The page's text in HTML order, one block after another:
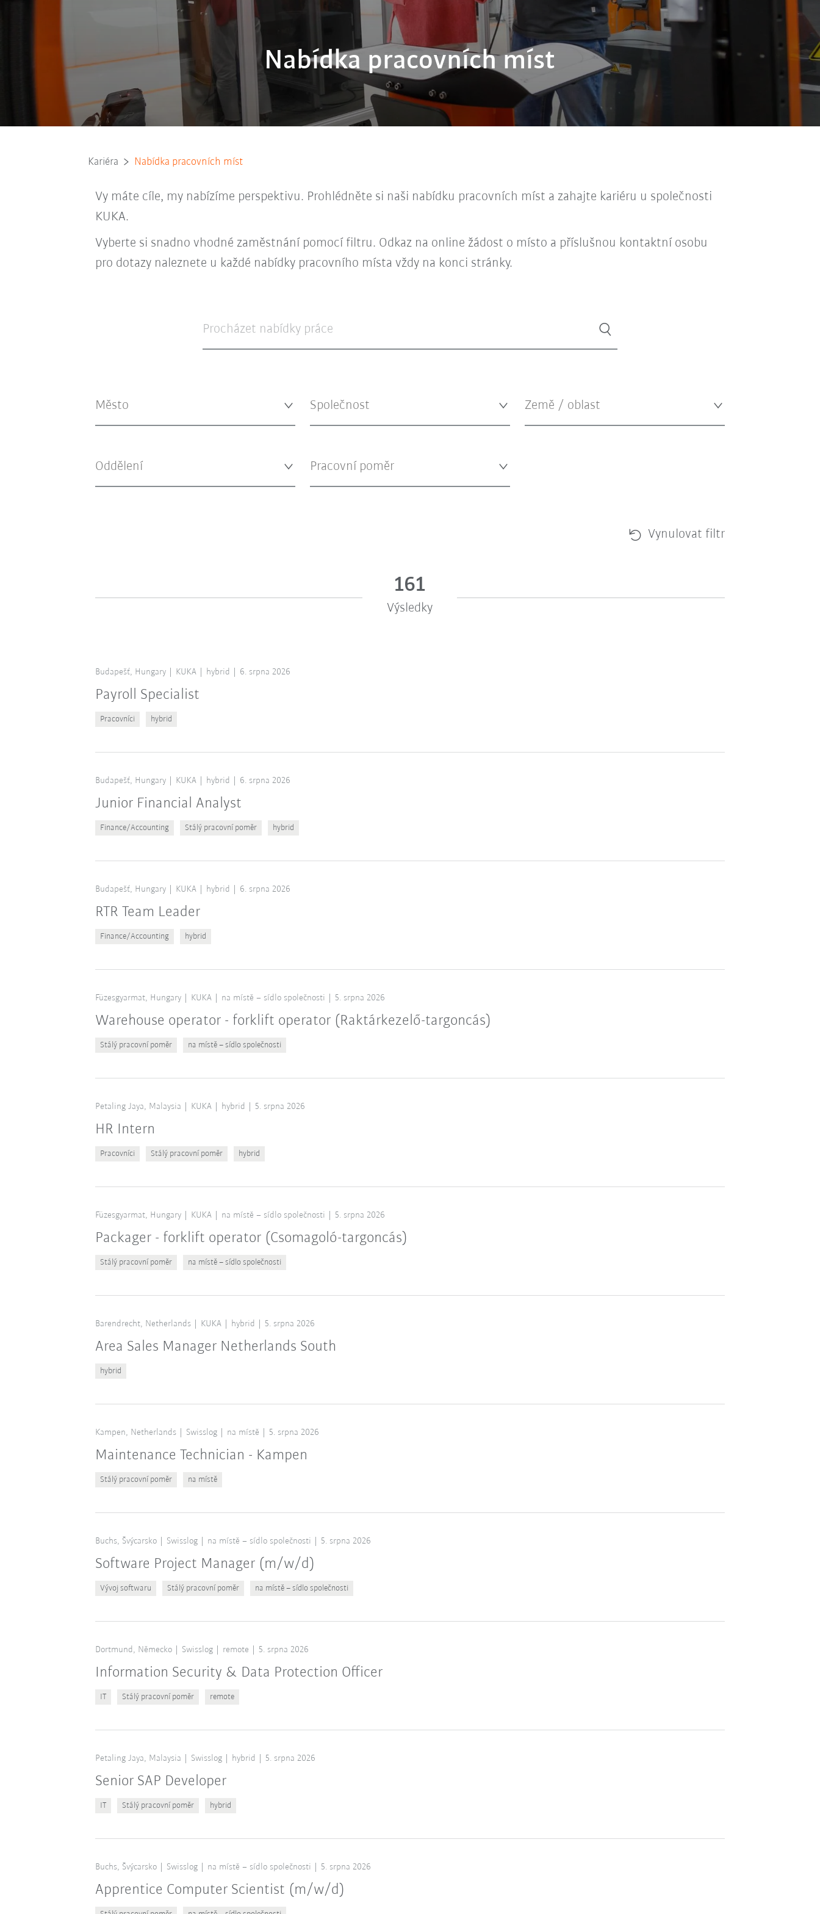
Nabídka pracovních míst
Kariéra Nabídka pracovních míst
Vy máte cíle, my nabízíme perspektivu. Prohlédněte si naši nabídku pracovních míst a zahajte kariéru u společnosti
KUKA.
Vyberte si snadno vhodné zaměstnání pomocí filtru. Odkaz na online žádost o místo a příslušnou kontaktní osobu
pro dotazy naleznete u každé nabídky pracovního místa vždy na konci stránky.
Vynulovat filtr
161
Výsledky
Budapešť, Hungary KUKA hybrid 6. srpna 2026
Payroll Specialist
Pracovníci hybrid
Budapešť, Hungary KUKA hybrid 6. srpna 2026
Junior Financial Analyst
Finance/Accounting Stálý pracovní poměr hybrid
Budapešť, Hungary KUKA hybrid 6. srpna 2026
RTR Team Leader
Finance/Accounting hybrid
Füzesgyarmat, Hungary KUKA na místě – sídlo společnosti 5. srpna 2026
Warehouse operator - forklift operator (Raktárkezelő-targoncás)
Stálý pracovní poměr na místě – sídlo společnosti
Petaling Jaya, Malaysia KUKA hybrid 5. srpna 2026
HR Intern
Pracovníci Stálý pracovní poměr hybrid
Füzesgyarmat, Hungary KUKA na místě – sídlo společnosti 5. srpna 2026
Packager - forklift operator (Csomagoló-targoncás)
Stálý pracovní poměr na místě – sídlo společnosti
Barendrecht, Netherlands KUKA hybrid 5. srpna 2026
Area Sales Manager Netherlands South
hybrid
Kampen, Netherlands Swisslog na místě 5. srpna 2026
Maintenance Technician - Kampen
Stálý pracovní poměr na místě
Buchs, Švýcarsko Swisslog na místě – sídlo společnosti 5. srpna 2026
Software Project Manager (m/w/d)
Vývoj softwaru Stálý pracovní poměr na místě – sídlo společnosti
Dortmund, Německo Swisslog remote 5. srpna 2026
Information Security & Data Protection Officer
IT Stálý pracovní poměr remote
Petaling Jaya, Malaysia Swisslog hybrid 5. srpna 2026
Senior SAP Developer
IT Stálý pracovní poměr hybrid
Buchs, Švýcarsko Swisslog na místě – sídlo společnosti 5. srpna 2026
Apprentice Computer Scientist (m/w/d)